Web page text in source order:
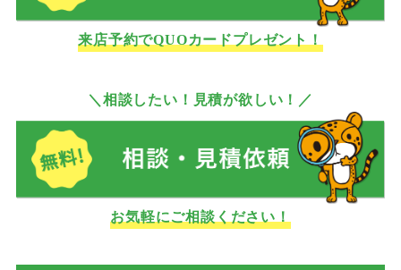
来店予約でQUOカードプレゼント！
＼相談したい！見積が欲しい！／
お気軽にご相談ください！